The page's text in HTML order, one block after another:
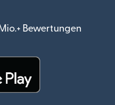
Bewertungen